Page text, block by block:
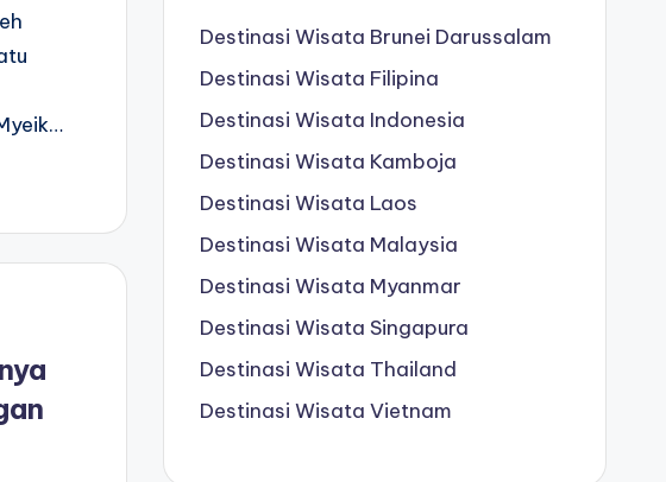
Destinasi Wisata Brunei Darussalam
Destinasi Wisata Filipina
Destinasi Wisata Indonesia
Destinasi Wisata Kamboja
Destinasi Wisata Laos
Destinasi Wisata Malaysia
Destinasi Wisata Myanmar
Destinasi Wisata Singapura
Destinasi Wisata Thailand
Destinasi Wisata Vietnam